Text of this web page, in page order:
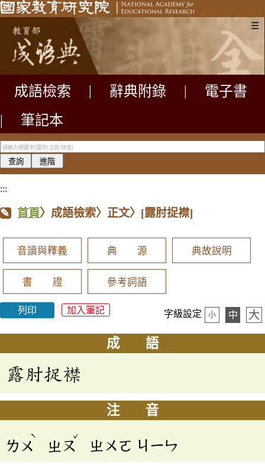
☰
成語檢索 辭典附錄
電子書
|
筆記本
:::
首頁〉成語檢索〉正文〉 [露肘捉襟]
音讀與釋義 典 源 典故說明
書 證 參考詞語
列印 加入筆記 字級設定 小 中 大
成 語
露肘捉襟
注 音
ㄌㄨ
ˋ
ㄓㄡ
ˇ
ㄓㄨㄛ ㄐㄧㄣ